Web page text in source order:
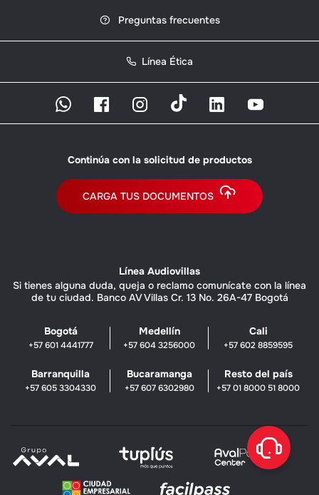
Preguntas frecuentes
Línea Ética
Continúa con la solicitud de productos
CARGA TUS DOCUMENTOS
Línea Audiovillas
Si tienes alguna duda, queja o reclamo comunícate con la línea
de tu ciudad. Banco AV Villas Cr. 13 No. 26A-47 Bogotá
Bogotá
+57 601 4441777
Medellín
+57 604 3256000
Cali
+57 602 8859595
Barranquilla
+57 605 3304330
Bucaramanga
+57 607 6302980
Resto del país
+57 01 8000 51 8000